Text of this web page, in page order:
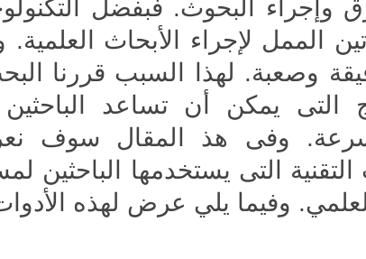
وإجراء البحوث. فبفضل
الممل لإجراء الأبحاث
وصعبة. لهذا السبب قررنا
التى يمكن أن تساعد
وفى هذ المقال سوف
التى يستخدمها الباحثين
وفيما يلي عرض لهذه